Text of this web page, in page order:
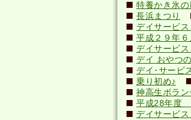
特養かき氷
長浜まつり
デイサービ
平成２９年
デイサービ
デイ おやつ
デイ･サービ
乗り初め♪
神高生ボラン
平成28年度
デイサービ